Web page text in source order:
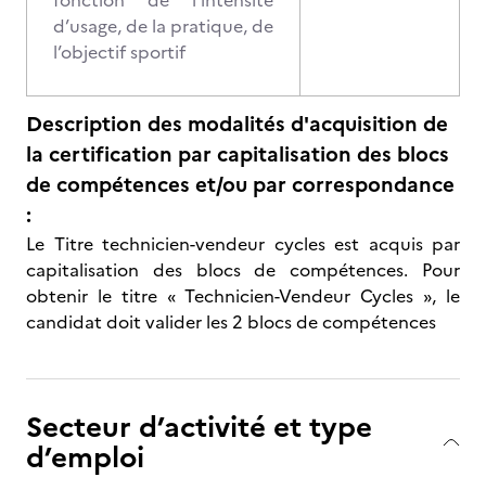
d’usage, de la pratique, de
l’objectif sportif
Description des modalités d'acquisition de
la certification par capitalisation des blocs
de compétences et/ou par correspondance
:
Le Titre technicien-vendeur cycles est acquis par
capitalisation des blocs de compétences. Pour
obtenir le titre « Technicien-Vendeur Cycles », le
candidat doit valider les 2 blocs de compétences
Secteur d’activité et type
d’emploi